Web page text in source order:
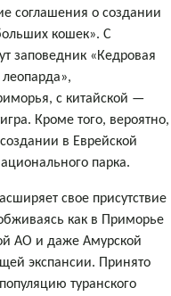
соглашения о создании
кошек». С
заповедник «Кедровая
с китайской —
Кроме того, вероятно,
в Еврейской
парка.
свое присутствие
как в Приморье
АО и даже Амурской
экспансии. Принято
туранского